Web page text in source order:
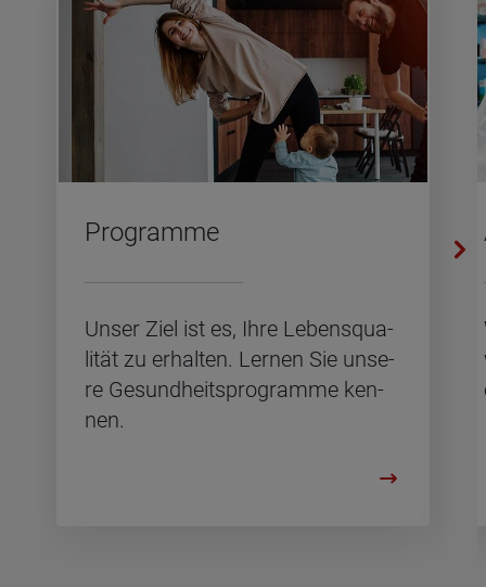
Pro­gram­me
Unser Ziel ist es, Ihre Le­bens­qua­
li­tät zu er­hal­ten. Ler­nen Sie un­se­
re Ge­sund­heits­pro­gram­me ken­
nen.